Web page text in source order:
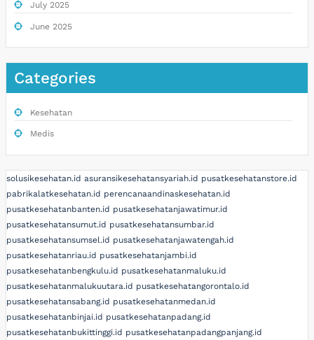
July 2025
June 2025
Categories
Kesehatan
Medis
solusikesehatan.id asuransikesehatansyariah.id pusatkesehatanstore.id
pabrikalatkesehatan.id perencanaandinaskesehatan.id
pusatkesehatanbanten.id pusatkesehatanjawatimur.id
pusatkesehatansumut.id pusatkesehatansumbar.id
pusatkesehatansumsel.id pusatkesehatanjawatengah.id
pusatkesehatanriau.id pusatkesehatanjambi.id
pusatkesehatanbengkulu.id pusatkesehatanmaluku.id
pusatkesehatanmalukuutara.id pusatkesehatangorontalo.id
pusatkesehatansabang.id pusatkesehatanmedan.id
pusatkesehatanbinjai.id pusatkesehatanpadang.id
pusatkesehatanbukittinggi.id pusatkesehatanpadangpanjang.id